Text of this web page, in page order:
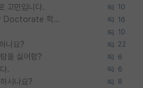
고민입니다. 10
우리나라도 학구 열풍보면 Higher Doctorate 학위가 필요하다고 봅니다. 16
10
나요? 22
을 싫어함? 6
. 6
시나요? 8